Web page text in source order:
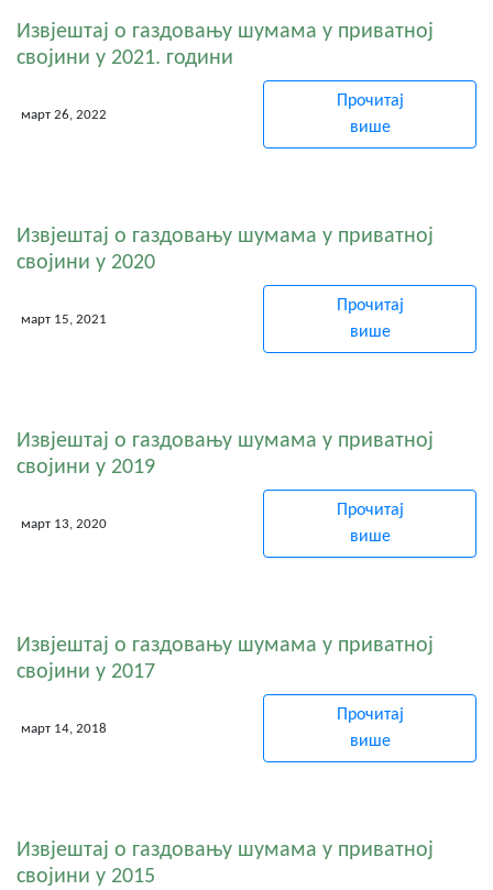
Извјештај о газдовању шумама у приватној
својини у 2021. години
март 26, 2022
Прочитај
више
Извјештај о газдовању шумама у приватној
својини у 2020
март 15, 2021
Прочитај
више
Извјештај о газдовању шумама у приватној
својини у 2019
март 13, 2020
Прочитај
више
Извјештај о газдовању шумама у приватној
својини у 2017
март 14, 2018
Прочитај
више
Извјештај о газдовању шумама у приватној
својини у 2015